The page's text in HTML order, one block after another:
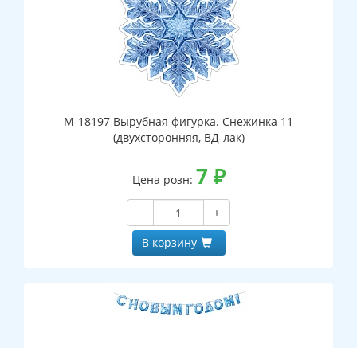
М-18197 Вырубная фигурка. Снежинка 11
(двухсторонняя, ВД-лак)
Цена розн: 7 ₽
−
+
В корзину